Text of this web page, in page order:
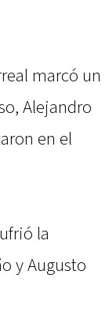
marcó un
Alejandro
en el
la
y Augusto